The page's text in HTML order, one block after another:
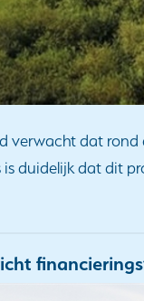
verwacht dat
is duidelijk dat dit